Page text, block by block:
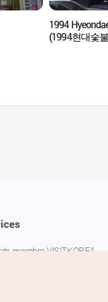
1994
(1994현대숯
membre VISITKOREA